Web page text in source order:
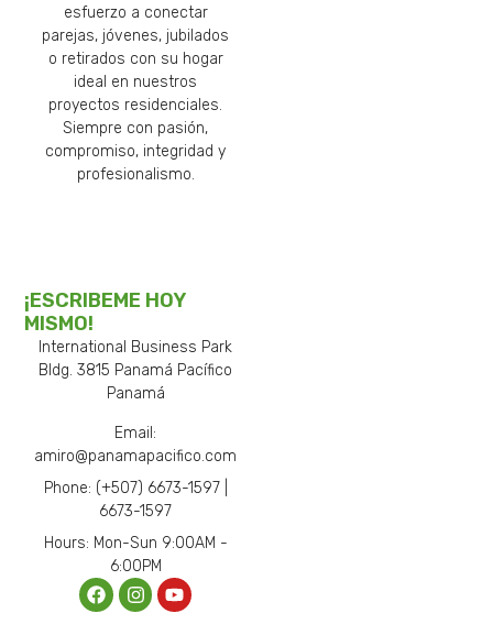
esfuerzo a conectar
parejas, jóvenes, jubilados
o retirados con su hogar
ideal en nuestros
proyectos residenciales.
Siempre con pasión,
compromiso, integridad y
profesionalismo.
¡ESCRIBEME HOY
MISMO!
International Business Park
Bldg. 3815 Panamá Pacífico
Panamá
Email:
amiro@panamapacifico.com
Phone: (+507) 6673-1597 |
6673-1597
Hours: Mon-Sun 9:00AM -
6:00PM